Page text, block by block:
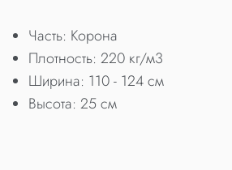
Часть: Корона
Плотность: 220 кг/м3
Ширина: 110 - 124 см
Высота: 25 см